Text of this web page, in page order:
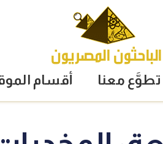
تطوَّع معنا أقسام